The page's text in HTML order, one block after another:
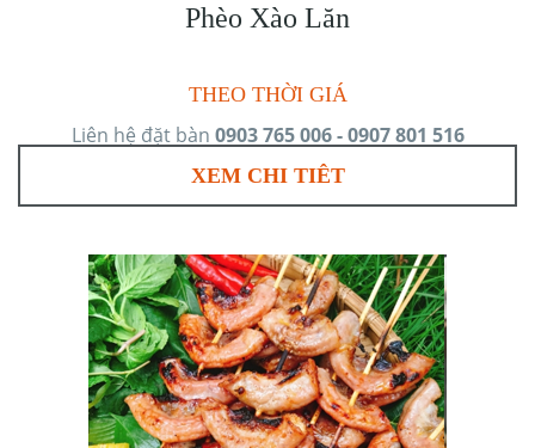
Phèo Xào Lăn
THEO THỜI GIÁ
Liên hệ đặt bàn 0903 765 006 - 0907 801 516
XEM CHI TIÊT